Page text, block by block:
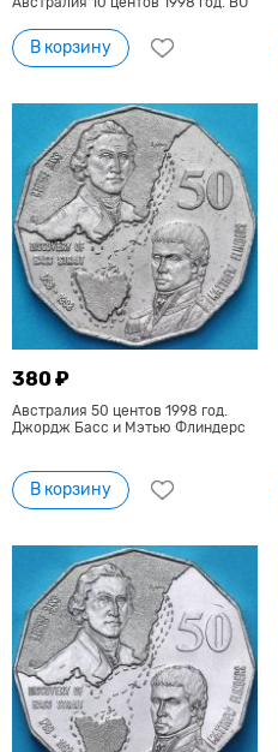
В корзину
380 ₽
Австралия 50 центов 1998 год.
Джордж Басс и Мэтью Флиндерс
В корзину